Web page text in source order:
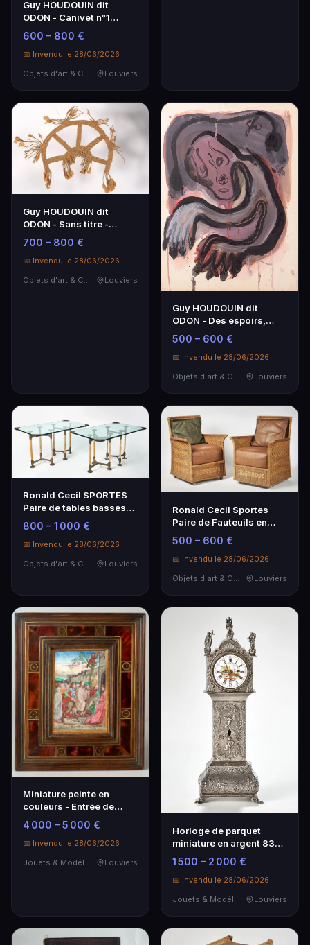
Guy HOUDOUIN dit
ODON - Canivet n°1
Collage 1991 - 68,5x51,5
cm
600 – 800 €
📅 Invendu le 28/06/2026
Objets d'art & Curiosités
Louviers
Guy HOUDOUIN dit
ODON - Sans titre -
Papier Kraft tressé - 55
cm
700 – 800 €
📅 Invendu le 28/06/2026
Objets d'art & Curiosités
Louviers
Guy HOUDOUIN dit
ODON - Des espoirs,
Technique mixte, 77x58
cm
500 – 600 €
📅 Invendu le 28/06/2026
Objets d'art & Curiosités
Louviers
Ronald Cecil SPORTES
Paire de tables basses
en bambou et verre
800 – 1 000 €
📅 Invendu le 28/06/2026
Objets d'art & Curiosités
Louviers
Ronald Cecil Sportes
Paire de Fauteuils en
Rotin et Cuir Brun -
Design Années 90
500 – 600 €
📅 Invendu le 28/06/2026
Objets d'art & Curiosités
Louviers
Miniature peinte en
couleurs - Entrée de
Jésus à Jérusalem -
Manuscrit ancien
4 000 – 5 000 €
📅 Invendu le 28/06/2026
Louviers
Horloge de parquet
miniature en argent 835,
style baroque, Poinçon
Pays-Bas
1 500 – 2 000 €
📅 Invendu le 28/06/2026
Louviers